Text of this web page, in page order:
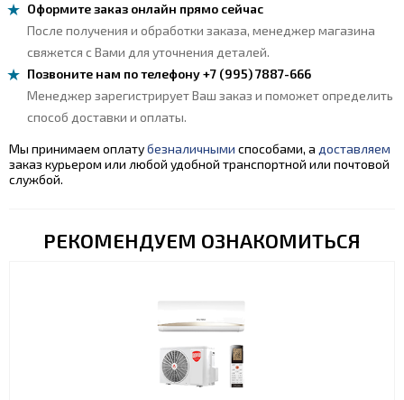
Оформите заказ онлайн прямо сейчас
После получения и обработки заказа, менеджер магазина
свяжется с Вами для уточнения деталей.
Позвоните нам по телефону +7 (995) 7887-666
Менеджер зарегистрирует Ваш заказ и поможет определить
способ доставки и оплаты.
Мы принимаем оплатубезналичными способами, а доставляем
заказ курьером или любой удобной транспортной или почтовой
службой.
РЕКОМЕНДУЕМ ОЗНАКОМИТЬСЯ